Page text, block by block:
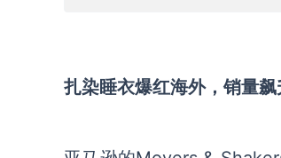
扎染睡衣爆红海外，销量飙